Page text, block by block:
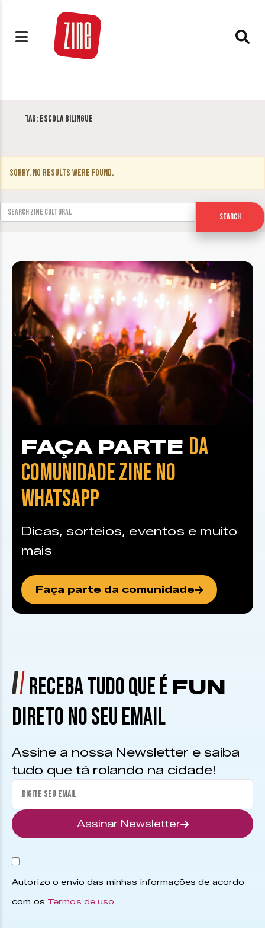
Tag: escola bilingue
Sorry, no results were found.
Search for:
Search
FAÇA PARTE DA
COMUNIDADE ZINE NO
WHATSAPP
Dicas, sorteios, eventos e muito
mais
Faça parte da comunidade
RECEBA TUDO QUE É FUN
DIRETO NO SEU EMAIL
Assine a nossa Newsletter e saiba
tudo que tá rolando na cidade!
Assinar Newsletter
Autorizo o envio das minhas informações de acordo
com os Termos de uso.